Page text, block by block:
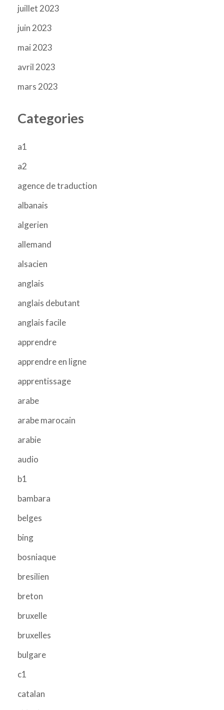
juillet 2023
juin 2023
mai 2023
avril 2023
mars 2023
Categories
a1
a2
agence de traduction
albanais
algerien
allemand
alsacien
anglais
anglais debutant
anglais facile
apprendre
apprendre en ligne
apprentissage
arabe
arabe marocain
arabie
audio
b1
bambara
belges
bing
bosniaque
bresilien
breton
bruxelle
bruxelles
bulgare
c1
catalan